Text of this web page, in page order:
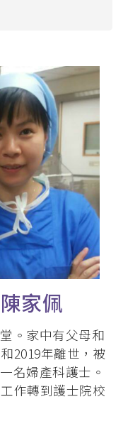
家佩
。家中有父母和
2019年離世，被
名婦產科護士。
作轉到護士院校